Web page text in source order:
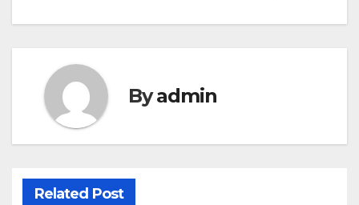
Byadmin
Related Post